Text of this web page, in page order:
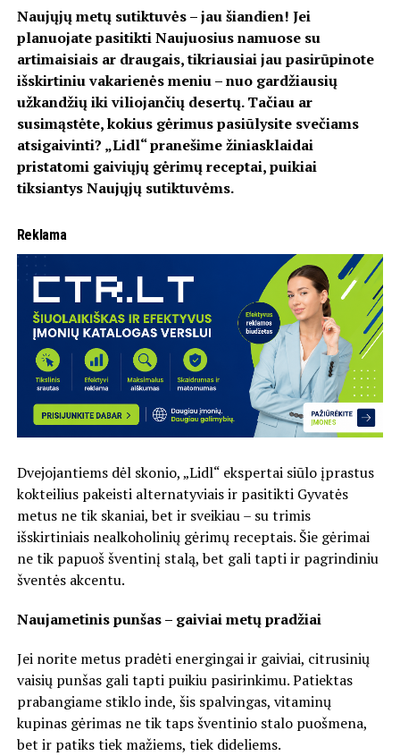
Naujųjų metų sutiktuvės – jau šiandien! Jei
planuojate pasitikti Naujuosius namuose su
artimaisiais ar draugais, tikriausiai jau pasirūpinote
išskirtiniu vakarienės meniu – nuo gardžiausių
užkandžių iki viliojančių desertų. Tačiau ar
susimąstėte, kokius gėrimus pasiūlysite svečiams
atsigaivinti? „Lidl“ pranešime žiniasklaidai
pristatomi gaiviųjų gėrimų receptai, puikiai
tiksiantys Naujųjų sutiktuvėms.
Reklama
Dvejojantiems dėl skonio, „Lidl“ ekspertai siūlo įprastus
kokteilius pakeisti alternatyviais ir pasitikti Gyvatės
metus ne tik skaniai, bet ir sveikiau – su trimis
išskirtiniais nealkoholinių gėrimų receptais. Šie gėrimai
ne tik papuoš šventinį stalą, bet gali tapti ir pagrindiniu
šventės akcentu.
Naujametinis punšas – gaiviai metų pradžiai
Jei norite metus pradėti energingai ir gaiviai, citrusinių
vaisių punšas gali tapti puikiu pasirinkimu. Patiektas
prabangiame stiklo inde, šis spalvingas, vitaminų
kupinas gėrimas ne tik taps šventinio stalo puošmena,
bet ir patiks tiek mažiems, tiek dideliems.